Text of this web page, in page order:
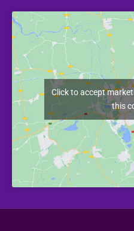
Click to accept
this